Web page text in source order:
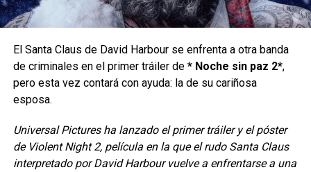
Además, para prepararse para el estreno de su secuela
(que contará con las actuaciones de Joaquin Phoenix y
Lady Gaga), Guasón también está disponible para renta
El Santa Claus de David Harbour se enfrenta a otra banda
de criminales en el primer tráiler de * Noche sin paz 2*,
pero esta vez contará con ayuda: la de su cariñosa
esposa.
Universal Pictures ha lanzado el primer tráiler y el póster
de Violent Night 2, película en la que el rudo Santa Claus
interpretado por David Harbour vuelve a enfrentarse a una